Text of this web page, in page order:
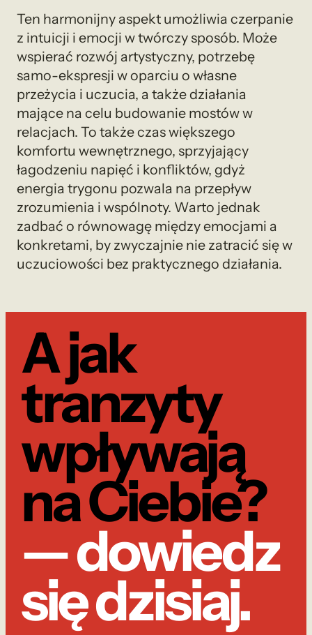
Ten harmonijny aspekt umożliwia czerpanie
z intuicji i emocji w twórczy sposób. Może
wspierać rozwój artystyczny, potrzebę
samo-ekspresji w oparciu o własne
przeżycia i uczucia, a także działania
mające na celu budowanie mostów w
relacjach. To także czas większego
komfortu wewnętrznego, sprzyjający
łagodzeniu napięć i konfliktów, gdyż
energia trygonu pozwala na przepływ
zrozumienia i wspólnoty. Warto jednak
zadbać o równowagę między emocjami a
konkretami, by zwyczajnie nie zatracić się w
uczuciowości bez praktycznego działania.
A jak
tranzyty
wpływają
na Ciebie?
— dowiedz
się dzisiaj.